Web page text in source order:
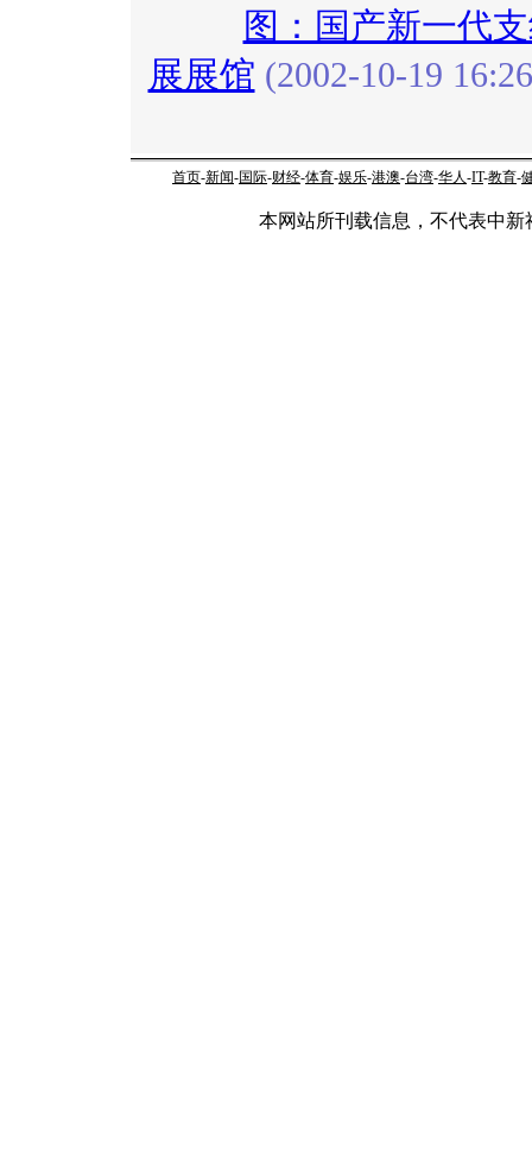
图：国产新一代
展展馆 (2002-10-19
首页-新闻-国际-财经-体育-娱乐-港澳-台湾-华人-IT-教育-
本网站所刊载信息，不代表中